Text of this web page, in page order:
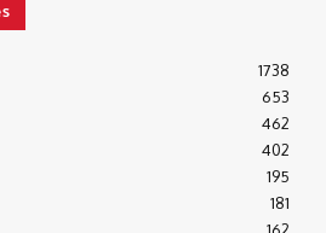
1738
653
462
402
195
181